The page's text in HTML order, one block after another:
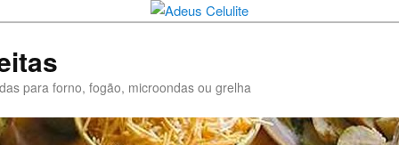
para forno, fogão, microondas ou grelha